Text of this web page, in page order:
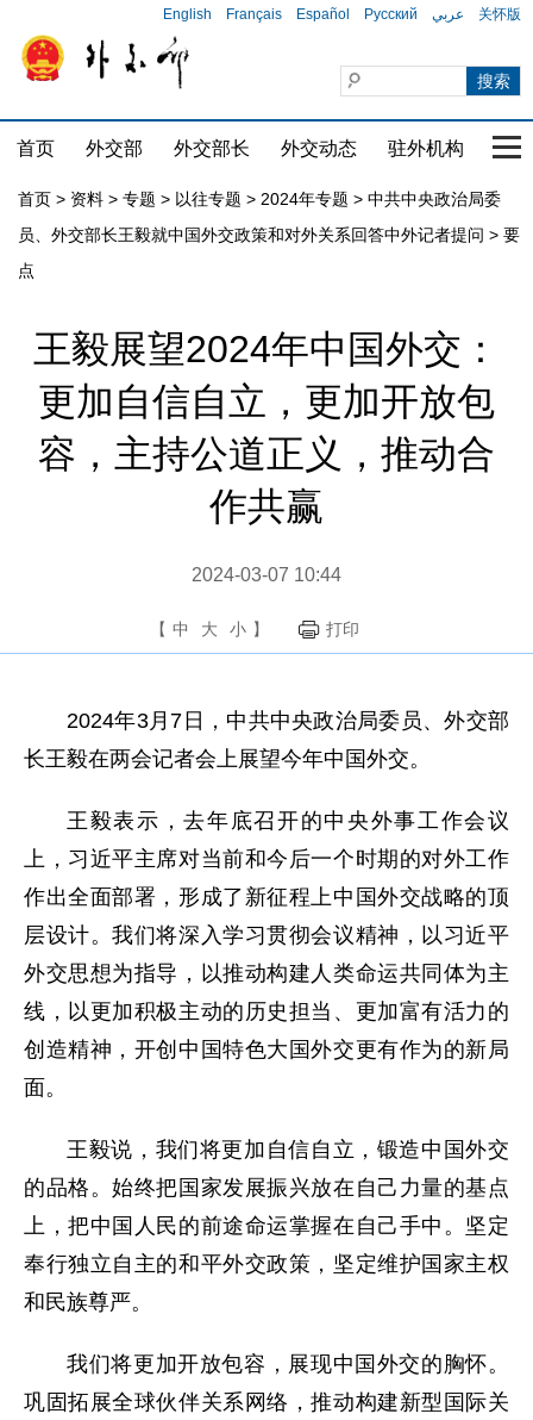
English Français Español Русский عربي 关怀版
首页 外交部 外交部长 外交动态 驻外机构 国
首页 > 资料 > 专题 > 以往专题 > 2024年专题 > 中共中央政治局委
员、外交部长王毅就中国外交政策和对外关系回答中外记者提问 > 要
点
王毅展望2024年中国外交：
更加自信自立，更加开放包
容，主持公道正义，推动合
作共赢
2024-03-07 10:44
【 中 大 小 】 打印
2024年3月7日，中共中央政治局委员、外交部
长王毅在两会记者会上展望今年中国外交。
王毅表示，去年底召开的中央外事工作会议
上，习近平主席对当前和今后一个时期的对外工作
作出全面部署，形成了新征程上中国外交战略的顶
层设计。我们将深入学习贯彻会议精神，以习近平
外交思想为指导，以推动构建人类命运共同体为主
线，以更加积极主动的历史担当、更加富有活力的
创造精神，开创中国特色大国外交更有作为的新局
面。
王毅说，我们将更加自信自立，锻造中国外交
的品格。始终把国家发展振兴放在自己力量的基点
上，把中国人民的前途命运掌握在自己手中。坚定
奉行独立自主的和平外交政策，坚定维护国家主权
和民族尊严。
我们将更加开放包容，展现中国外交的胸怀。
巩固拓展全球伙伴关系网络，推动构建新型国际关